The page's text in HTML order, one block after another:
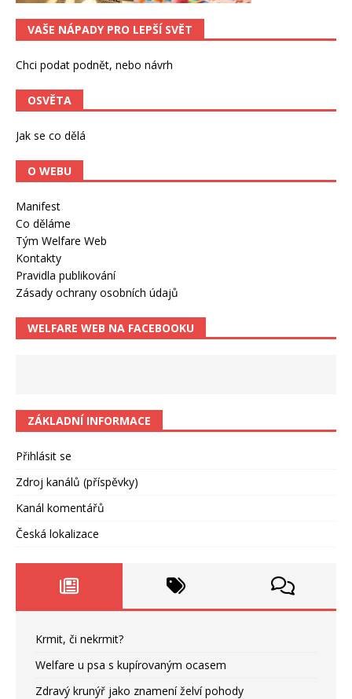
VAŠE NÁPADY PRO LEPŠÍ SVĚT
Chci podat podnět, nebo návrh
OSVĚTA
Jak se co dělá
O WEBU
Manifest
Co děláme
Tým Welfare Web
Kontakty
Pravidla publikování
Zásady ochrany osobních údajů
WELFARE WEB NA FACEBOOKU
ZÁKLADNÍ INFORMACE
Přihlásit se
Zdroj kanálů (příspěvky)
Kanál komentářů
Česká lokalizace
Krmit, či nekrmit?
Welfare u psa s kupírovaným ocasem
Zdravý krunýř jako znamení želví pohody